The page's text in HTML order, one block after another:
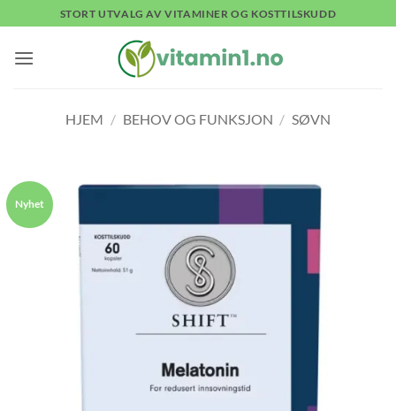
to
content
STORT UTVALG AV VITAMINER OG KOSTTILSKUDD
HJEM / BEHOV OG FUNKSJON / SØVN